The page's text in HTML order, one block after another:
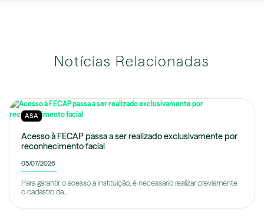
Notícias Relacionadas
ASA
Acesso à FECAP passa a ser realizado exclusivamente por
reconhecimento facial
05/07/2026
Para garantir o acesso à instituição, é necessário realizar previamente
o cadastro da...